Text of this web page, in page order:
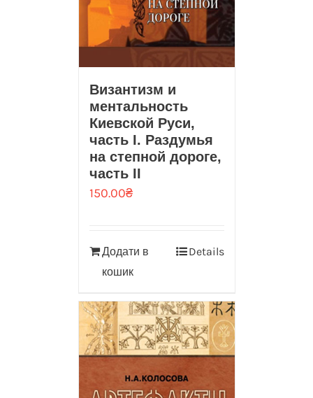
Византизм и
ментальность
Киевской Руси,
часть I. Раздумья
на степной дороге,
часть II
150.00₴
Додати в
кошик
Details